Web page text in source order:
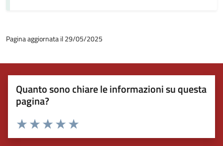
Pagina aggiornata il 29/05/2025
Quanto sono chiare le informazioni su questa
pagina?
Valuta 5 stelle su 5
Valuta 4 stelle su 5
Valuta 3 stelle su 5
Valuta 2 stelle su 5
Valuta 1 stelle su 5